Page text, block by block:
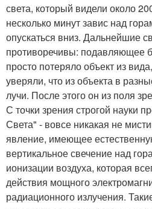
света, который видели около
несколько минут завис над
опускаться вниз. Дальнейшие
противоречивы: подавляющее
просто потеряло объект из
уверяли, что из объекта в
лучи. После этого он из поля
С точки зрения строгой науки
Света" - вовсе никакая не
явление, имеющее
вертикальное свечение над
ионизации воздуха, которая
действия мощного
радиационного излучения.